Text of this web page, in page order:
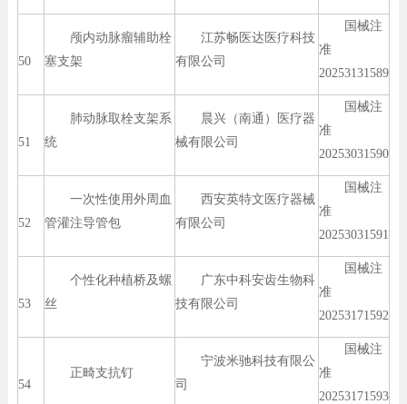
50
颅内动脉瘤辅助栓
塞支架
江苏畅医达医疗科技
有限公司
国械注
准
20253131589
51
肺动脉取栓支架系
统
晨兴（南通）医疗器
械有限公司
国械注
准
20253031590
52
一次性使用外周血
管灌注导管包
西安英特文医疗器械
有限公司
国械注
准
20253031591
53
个性化种植桥及螺
丝
广东中科安齿生物科
技有限公司
国械注
准
20253171592
54
正畸支抗钉
宁波米驰科技有限公
司
国械注
准
20253171593